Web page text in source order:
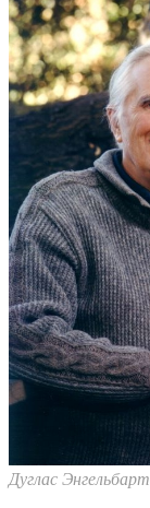
Дуглас Энгельбарт